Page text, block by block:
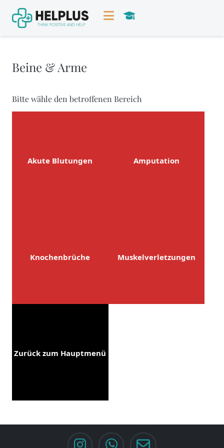
Beine & Arme
Bitte wähle den betroffenen Bereich
Akute Blutungen Amputation
Knochenbrüche Muskelverletzungen
Zurück zum Hauptmenü